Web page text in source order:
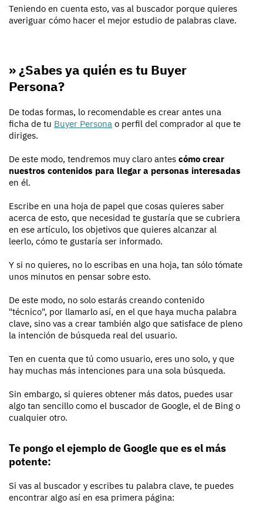
Teniendo en cuenta esto, vas al buscador porque quieres
averiguar cómo hacer el mejor estudio de palabras clave.
» ¿Sabes ya quién es tu Buyer
Persona?
De todas formas, lo recomendable es crear antes una
ficha de tu Buyer Persona o perfil del comprador al que te
diriges.
De este modo, tendremos muy claro antes cómo crear
nuestros contenidos para llegar a personas interesadas
en él.
Escribe en una hoja de papel que cosas quieres saber
acerca de esto, que necesidad te gustaría que se cubriera
en ese artículo, los objetivos que quieres alcanzar al
leerlo, cómo te gustaría ser informado.
Y si no quieres, no lo escribas en una hoja, tan sólo tómate
unos minutos en pensar sobre esto.
De este modo, no solo estarás creando contenido
"técnico", por llamarlo así, en el que haya mucha palabra
clave, sino vas a crear también algo que satisface de pleno
la intención de búsqueda real del usuario.
Ten en cuenta que tú como usuario, eres uno solo, y que
hay muchas más intenciones para una sola búsqueda.
Sin embargo, si quieres obtener más datos, puedes usar
algo tan sencillo como el buscador de Google, el de Bing o
cualquier otro.
Te pongo el ejemplo de Google que es el más
potente:
Si vas al buscador y escribes tu palabra clave, te puedes
encontrar algo así en esa primera página: